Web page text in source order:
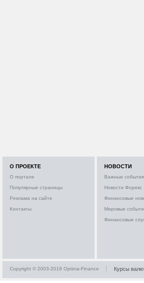
О ПРОЕКТЕ
О портале
Популярные страницы
Реклама на сайте
Контакты
НОВОСТИ
Важные события
Новости Форекс
Финансовые
Мировые
Финансовые
Copyright © 2003-2018 Optima-Finance Курсы